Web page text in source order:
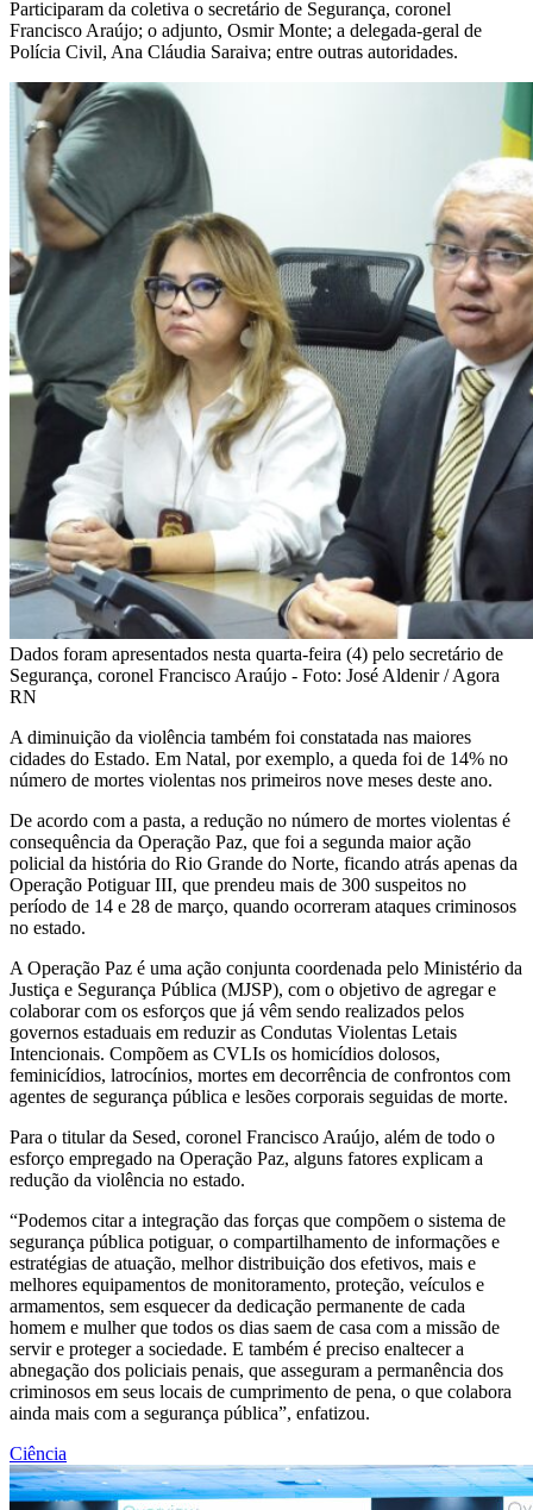
Participaram da coletiva o secretário de Segurança, coronel
Francisco Araújo; o adjunto, Osmir Monte; a delegada-geral de
Polícia Civil, Ana Cláudia Saraiva; entre outras autoridades.
Dados foram apresentados nesta quarta-feira (4) pelo secretário de
Segurança, coronel Francisco Araújo - Foto: José Aldenir / Agora
RN
A diminuição da violência também foi constatada nas maiores
cidades do Estado. Em Natal, por exemplo, a queda foi de 14% no
número de mortes violentas nos primeiros nove meses deste ano.
De acordo com a pasta, a redução no número de mortes violentas é
consequência da Operação Paz, que foi a segunda maior ação
policial da história do Rio Grande do Norte, ficando atrás apenas da
Operação Potiguar III, que prendeu mais de 300 suspeitos no
período de 14 e 28 de março, quando ocorreram ataques criminosos
no estado.
A Operação Paz é uma ação conjunta coordenada pelo Ministério da
Justiça e Segurança Pública (MJSP), com o objetivo de agregar e
colaborar com os esforços que já vêm sendo realizados pelos
governos estaduais em reduzir as Condutas Violentas Letais
Intencionais. Compõem as CVLIs os homicídios dolosos,
feminicídios, latrocínios, mortes em decorrência de confrontos com
agentes de segurança pública e lesões corporais seguidas de morte.
Para o titular da Sesed, coronel Francisco Araújo, além de todo o
esforço empregado na Operação Paz, alguns fatores explicam a
redução da violência no estado.
“Podemos citar a integração das forças que compõem o sistema de
segurança pública potiguar, o compartilhamento de informações e
estratégias de atuação, melhor distribuição dos efetivos, mais e
melhores equipamentos de monitoramento, proteção, veículos e
armamentos, sem esquecer da dedicação permanente de cada
homem e mulher que todos os dias saem de casa com a missão de
servir e proteger a sociedade. E também é preciso enaltecer a
abnegação dos policiais penais, que asseguram a permanência dos
criminosos em seus locais de cumprimento de pena, o que colabora
ainda mais com a segurança pública”, enfatizou.
Ciência